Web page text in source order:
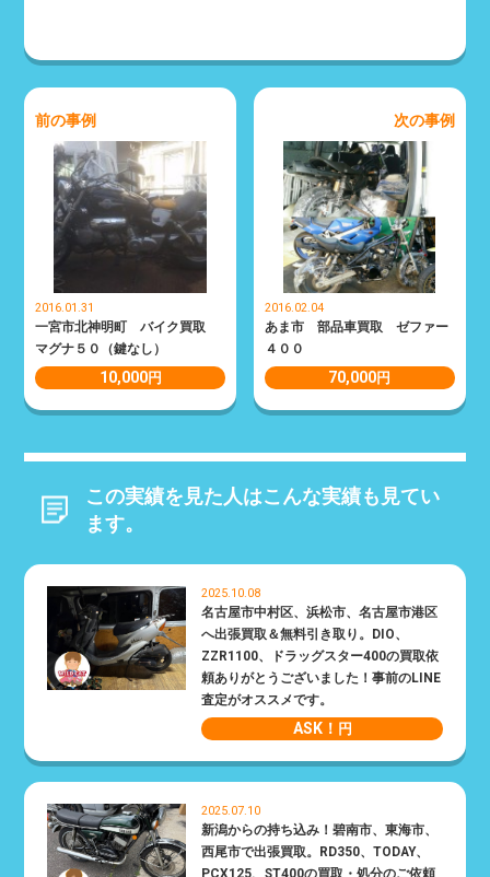
前の事例
2016.01.31
一宮市北神明町 バイク買取
マグナ５０（鍵なし）
10,000円
次の事例
2016.02.04
あま市 部品車買取 ゼファー
４００
70,000円
この実績を見た人はこんな実績も見てい
ます。
2025.10.08
名古屋市中村区、浜松市、名古屋市港区
へ出張買取＆無料引き取り。DIO、
ZZR1100、ドラッグスター400の買取依
頼ありがとうございました！事前のLINE
査定がオススメです。
ASK！ 円
2025.07.10
新潟からの持ち込み！碧南市、東海市、
西尾市で出張買取。RD350、TODAY、
PCX125、ST400の買取・処分のご依頼